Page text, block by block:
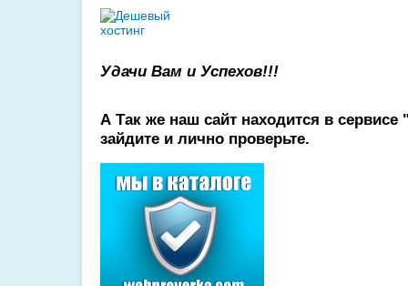
Удачи Вам и Успехов!!!
А Так же наш сайт находится в
зайдите и лично проверьте.